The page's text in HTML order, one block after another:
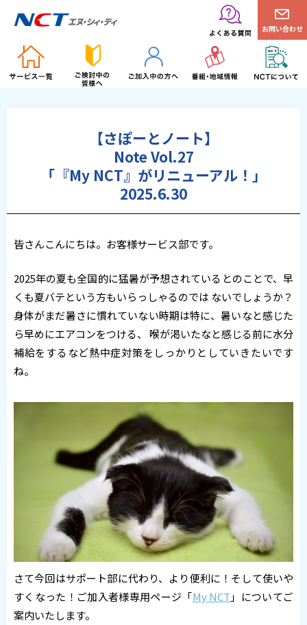
お問い合わせ
【さぽーとノート】
Note Vol.27
「『My NCT』がリニューアル！」
2025.6.30
皆さんこんにちは。お客様サービス部です。
2025年の夏も全国的に猛暑が予想されているとのことで、早
くも夏バテという方もいらっしゃるのでは ないでしょうか？
身体がまだ暑さに慣れていない時期は特に、暑いなと感じた
ら早めにエアコンをつける、 喉が渇いたなと感じる前に水分
補給をするなど熱中症対策をしっかりとしていきたいです
ね。
さて今回はサポート部に代わり、より便利に！そして使いや
すくなった！ご加入者様専用ページ「My NCT 」についてご
案内いたします。